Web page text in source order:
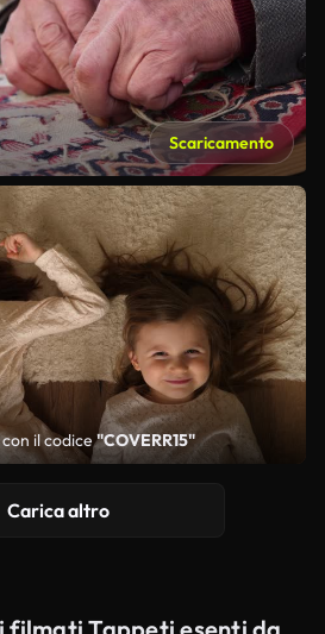
Scaricamento
con il codice"COVERR15"
Carica altro